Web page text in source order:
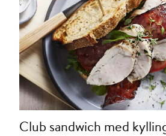
Club sandwich med